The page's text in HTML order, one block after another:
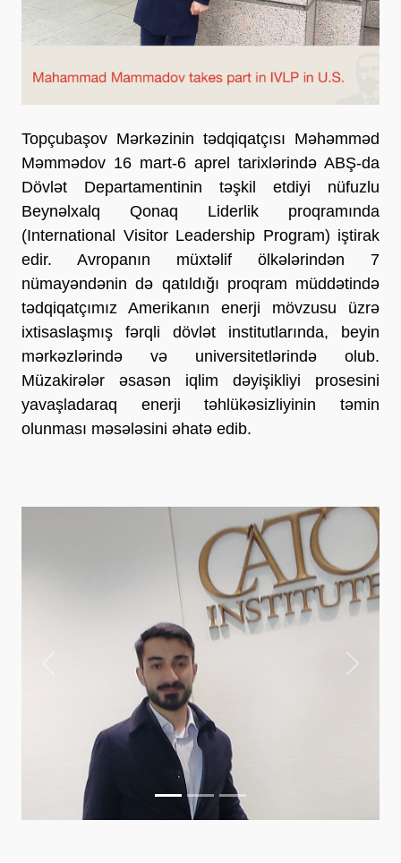
Topçubaşov Mərkəzinin tədqiqatçısı Məhəmməd
Məmmədov 16 mart-6 aprel tarixlərində ABŞ-da
Dövlət Departamentinin təşkil etdiyi nüfuzlu
Beynəlxalq Qonaq Liderlik proqramında
(International Visitor Leadership Program) iştirak
edir. Avropanın müxtəlif ölkələrindən 7
nümayəndənin də qatıldığı proqram müddətində
tədqiqatçımız Amerikanın enerji mövzusu üzrə
ixtisaslaşmış fərqli dövlət institutlarında, beyin
mərkəzlərində və universitetlərində olub.
Müzakirələr əsasən iqlim dəyişikliyi prosesini
yavaşladaraq enerji təhlükəsizliyinin təmin
olunması məsələsini əhatə edib.
Next